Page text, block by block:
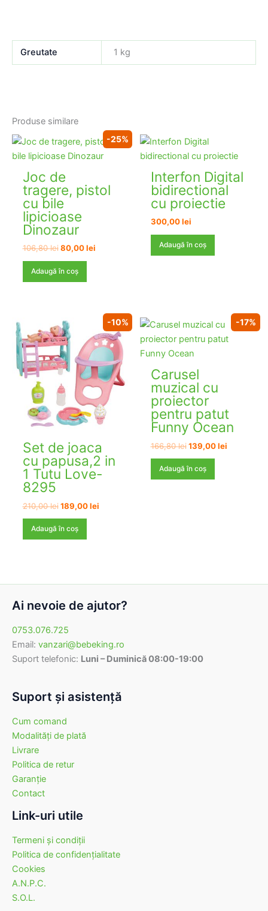
Greutate 1 kg
Produse similare
-25%
Joc de
tragere, pistol
cu bile
lipicioase
Dinozaur
106,80lei Prețul
a
fost:
80,00leiPrețul
Adaugă în coș
Interfon Digital
bidirectional
cu proiectie
300,00lei
Adaugă în coș
-10%
Set de joaca
cu papusa,2 in
1 Tutu Love-
8295
210,00lei Prețul
a
fost:
189,00leiPrețul
Adaugă în coș
-17%
Carusel
muzical cu
proiector
pentru patut
Funny Ocean
166,80lei Prețul
a
fost:
139,00leiPrețul
Adaugă în coș
Ai nevoie de ajutor?
0753.076.725
Email: vanzari@bebeking.ro
Suport telefonic: Luni – Duminică 08:00-19:00
Suport şi asistenţă
Cum comand
Modalităţi de plată
Livrare
Politica de retur
Garanţie
Contact
Link-uri utile
Termeni şi condiţii
Politica de confidenţialitate
Cookies
A.N.P.C.
S.O.L.